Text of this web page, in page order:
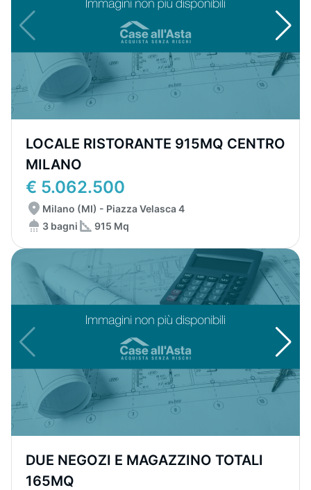
LOCALE RISTORANTE 915MQ CENTRO
MILANO
€ 5.062.500
Milano (MI) - Piazza Velasca 4
3 bagni
915 Mq
DUE NEGOZI E MAGAZZINO TOTALI
165MQ